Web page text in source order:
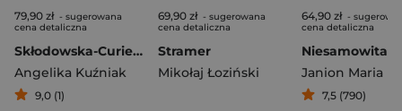
79,90 zł - sugerowana
cena detaliczna
Skłodowska-Curie. Rebeliantka
Angelika Kuźniak
9,0 (1)
69,90 zł - sugerowana
cena detaliczna
Stramer
Mikołaj Łoziński
64,90 zł -
cena detaliczna
Janion Maria
7,5 (790)